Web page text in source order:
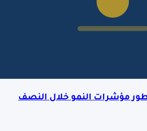
مؤشرات النمو خلال النصف